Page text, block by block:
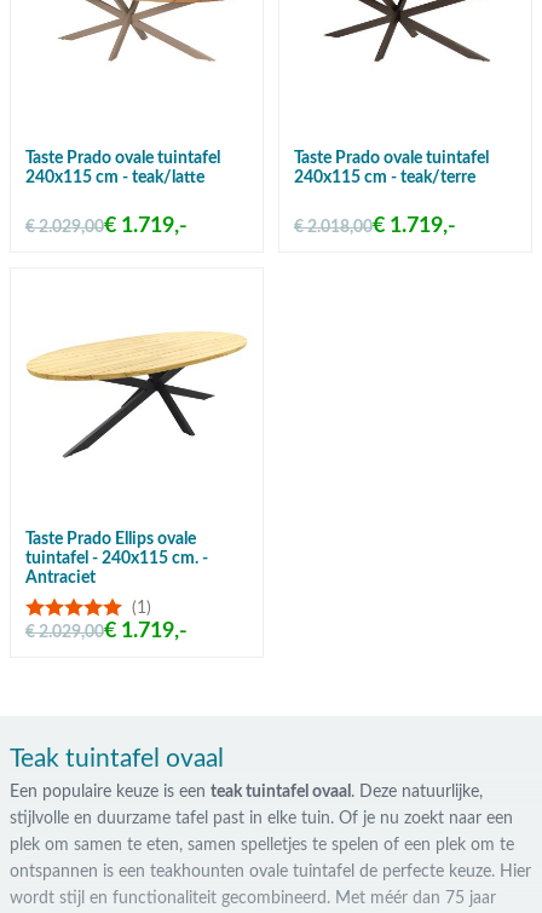
Taste Prado ovale tuintafel
240x115 cm - teak/latte
€ 2.029,00€ 1.719,-
Taste Prado ovale tuintafel
240x115 cm - teak/terre
€ 2.018,00€ 1.719,-
Taste Prado Ellips ovale
tuintafel - 240x115 cm. -
Antraciet
(1)
€ 2.029,00€ 1.719,-
Teak tuintafel ovaal
Een populaire keuze is een teak tuintafel ovaal . Deze natuurlijke,
stijlvolle en duurzame tafel past in elke tuin. Of je nu zoekt naar een
plek om samen te eten, samen spelletjes te spelen of een plek om te
ontspannen is een teakhounten ovale tuintafel de perfecte keuze. Hier
wordt stijl en functionaliteit gecombineerd. Met méér dan 75 jaar